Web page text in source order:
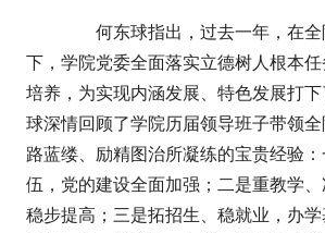
何东球指出，过去一年，在全
下，学院党委全面落实立德树人根本
培养，为实现内涵发展、特色发展打
球深情回顾了学院历届领导班子带领
路蓝缕、励精图治所凝练的宝贵经验
伍，党的建设全面加强；二是重教学
稳步提高；三是拓招生、稳就业，办